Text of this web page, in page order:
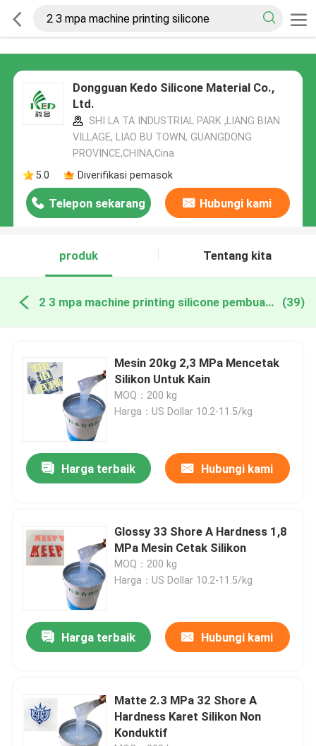
Dongguan Kedo Silicone Material Co.,
Ltd.
SHI LA TA INDUSTRIAL PARK ,LIANG BIAN
VILLAGE, LIAO BU TOWN, GUANGDONG
PROVINCE,CHINA,Cina
5.0
Diverifikasi pemasok
Telepon sekarang Hubungi kami
produk Tentang kita
2 3 mpa machine printing silicone pembuatan online (39)
Mesin 20kg 2,3 MPa Mencetak
Silikon Untuk Kain
MOQ：200 kg
Harga：US Dollar 10.2-11.5/kg
Harga terbaik Hubungi kami
Glossy 33 Shore A Hardness 1,8
MPa Mesin Cetak Silikon
MOQ：200 kg
Harga：US Dollar 10.2-11.5/kg
Harga terbaik Hubungi kami
Matte 2.3 MPa 32 Shore A
Hardness Karet Silikon Non
Konduktif